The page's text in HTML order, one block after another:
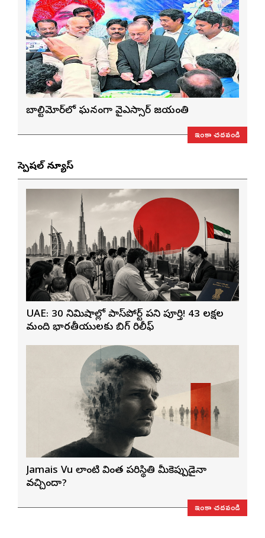
బాల్టిమోర్‌లో ఘనంగా వైఎస్సార్‌ జయంతి
ఇంకా చదవండి
స్పెషల్ న్యూస్
UAE: 30 నిమిషాల్లో పాస్‌పోర్ట్ పని పూర్తి! 43 లక్షల
మంది భారతీయులకు బిగ్ రిలీఫ్
Jamais Vu లాంటి వింత పరిస్థితి మీకెప్పుడైనా
వచ్చిందా?
ఇంకా చదవండి